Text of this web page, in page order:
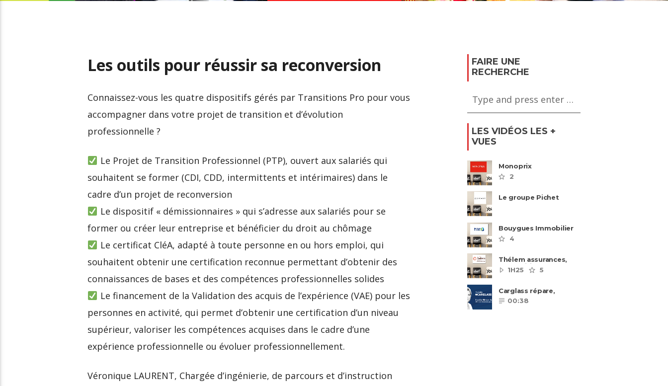
professionnelle
préférées des Français
Les outils pour réussir sa reconversion
Connaissez-vous les quatre dispositifs gérés par Transitions Pro pour vous
accompagner dans votre projet de transition et d’évolution
professionnelle ?
Le Projet de Transition Professionnel (PTP), ouvert aux salariés qui
souhaitent se former (CDI, CDD, intermittents et intérimaires) dans le
cadre d’un projet de reconversion
Le dispositif « démissionnaires » qui s’adresse aux salariés pour se
former ou créer leur entreprise et bénéficier du droit au chômage
Le certificat CléA, adapté à toute personne en ou hors emploi, qui
souhaitent obtenir une certification reconnue permettant d’obtenir des
connaissances de bases et des compétences professionnelles solides
Le financement de la Validation des acquis de l’expérience (VAE) pour les
personnes en activité, qui permet d’obtenir une certification d’un niveau
supérieur, valoriser les compétences acquises dans le cadre d’une
expérience professionnelle ou évoluer professionnellement.
Véronique LAURENT, Chargée d’ingénierie, de parcours et d’instruction
FAIRE UNE
RECHERCHE
LES VIDÉOS LES +
VUES
Monoprix
2
Le groupe Pichet
Bouygues Immobilier
recrute autour de 8
pôles métiers
4
Thélem assurances,
une politique RH
ambitieuse
1H25 5
Carglass répare,
Carglass remplace et
Carglass embauche
00:38